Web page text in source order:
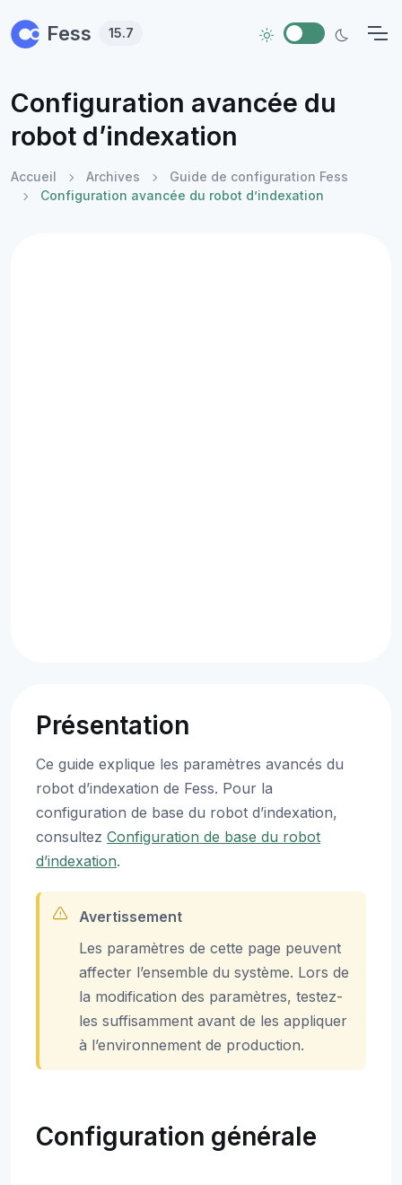
Fess 15.7
Configuration avancée du
robot d’indexation
Accueil Archives
Guide de configuration Fess
Configuration avancée du robot d’indexation
Présentation
Ce guide explique les paramètres avancés du
robot d’indexation de Fess. Pour la
configuration de base du robot d’indexation,
consultez Configuration de base du robot
d’indexation.
Avertissement
Les paramètres de cette page peuvent
affecter l’ensemble du système. Lors de
la modification des paramètres, testez-
les suffisamment avant de les appliquer
à l’environnement de production.
Configuration générale